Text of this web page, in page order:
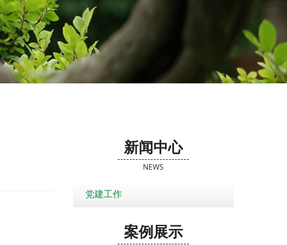
新闻中心
NEWS
党建工作
案例展示